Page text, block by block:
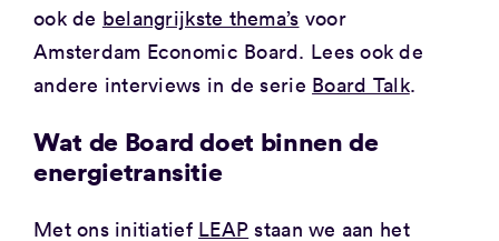
ook de belangrijkste thema’s voor
Amsterdam Economic Board. Lees ook de
andere interviews in de serie Board Talk.
Wat de Board doet binnen de
energietransitie
Met ons initiatief LEAP staan we aan het